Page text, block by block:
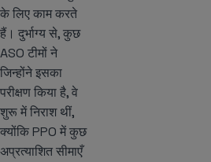
के लिए काम करते
हैं। दुर्भाग्य से, कुछ
ASO टीमों ने
जिन्होंने इसका
परीक्षण किया है, वे
शुरू में निराश थीं,
क्योंकि PPO में कुछ
अप्रत्याशित सीमाएँ